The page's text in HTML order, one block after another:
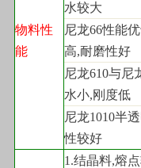
物料性
能
水较大
尼龙66性能
高,耐磨性好
尼龙610与尼
水小,刚度低
尼龙1010半
性较好
1.结晶料,熔